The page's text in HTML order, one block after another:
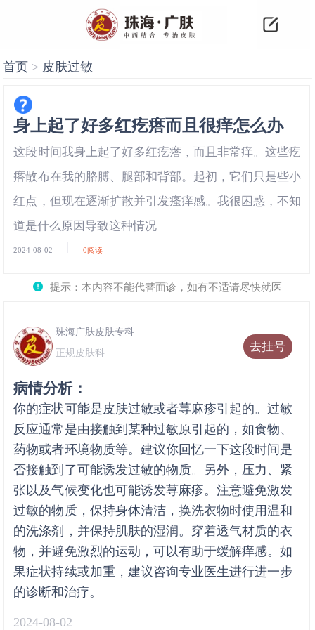
首页 > 皮肤过敏
身上起了好多红疙瘩而且很痒怎么办
这段时间我身上起了好多红疙瘩，而且非常痒。这些疙
瘩散布在我的胳膊、腿部和背部。起初，它们只是些小
红点，但现在逐渐扩散并引发瘙痒感。我很困惑，不知
道是什么原因导致这种情况
2024-08-02 0阅读
提示：本内容不能代替面诊，如有不适请尽快就医
去挂号
珠海广肤皮肤专科
正规皮肤科
病情分析：
你的症状可能是皮肤过敏或者荨麻疹引起的。过敏
反应通常是由接触到某种过敏原引起的，如食物、
药物或者环境物质等。建议你回忆一下这段时间是
否接触到了可能诱发过敏的物质。另外，压力、紧
张以及气候变化也可能诱发荨麻疹。注意避免激发
过敏的物质，保持身体清洁，换洗衣物时使用温和
的洗涤剂，并保持肌肤的湿润。穿着透气材质的衣
物，并避免激烈的运动，可以有助于缓解痒感。如
果症状持续或加重，建议咨询专业医生进行进一步
的诊断和治疗。
2024-08-02